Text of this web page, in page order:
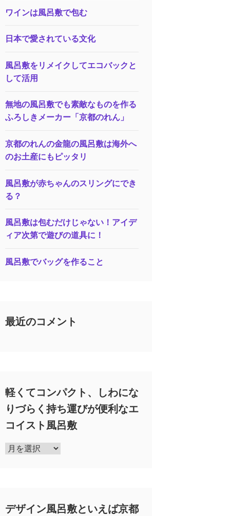
ワインは風呂敷で包む
日本で愛されている文化
風呂敷をリメイクしてエコバックと
して活用
無地の風呂敷でも素敵なものを作る
ふろしきメーカー「京都のれん」
京都のれんの金龍の風呂敷は海外へ
のお土産にもピッタリ
風呂敷が赤ちゃんのスリングにでき
る？
風呂敷は包むだけじゃない！アイデ
ィア次第で遊びの道具に！
風呂敷でバッグを作ること
最近のコメント
軽くてコンパクト、しわにな
りづらく持ち運びが便利なエ
コイスト風呂敷
軽
パ
デザイン風呂敷といえば京都